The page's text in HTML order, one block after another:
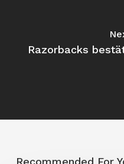
Razorbacks
Recommended For